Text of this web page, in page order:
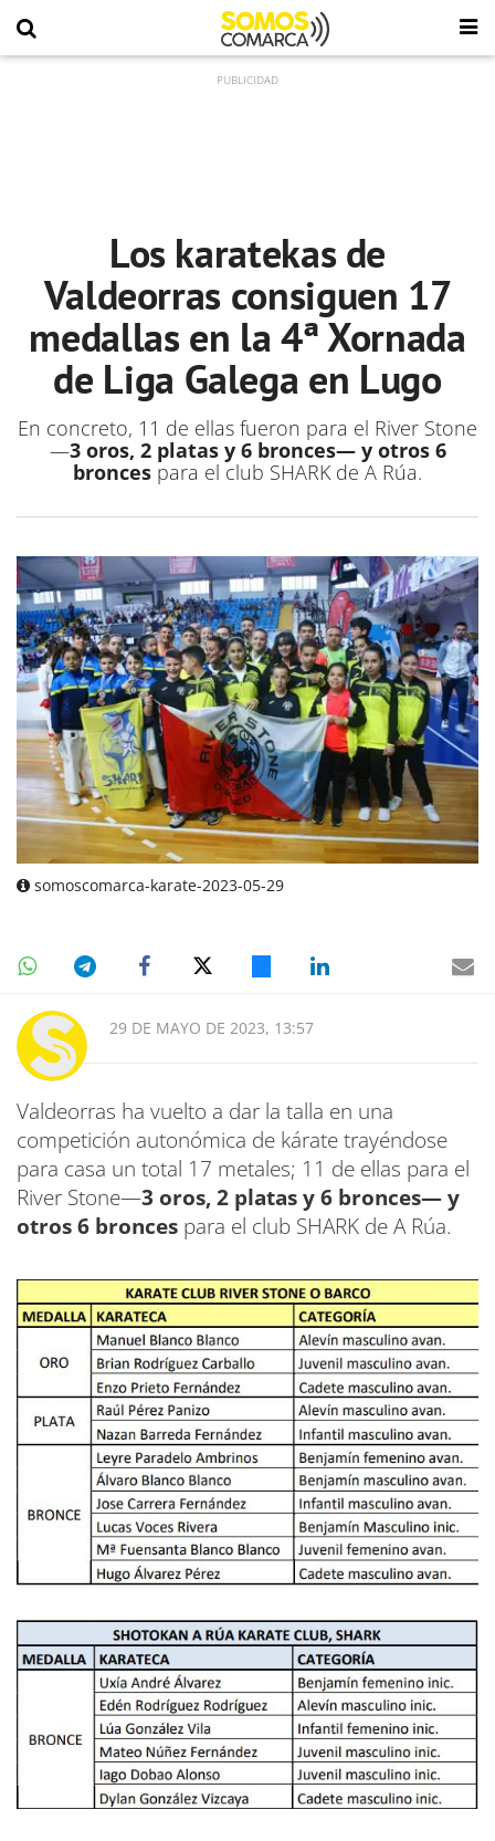
Los karatekas de
Valdeorras consiguen 17
medallas en la 4ª Xornada
de Liga Galega en Lugo
En concreto, 11 de ellas fueron para el River Stone
—3 oros, 2 platas y 6 bronces— y otros 6
bronces para el club SHARK de A Rúa.
somoscomarca-karate-2023-05-29
29 DE MAYO DE 2023, 13:57
Valdeorras ha vuelto a dar la talla en una
competición autonómica de kárate trayéndose
para casa un total 17 metales; 11 de ellas para el
River Stone—3 oros, 2 platas y 6 bronces— y
otros 6 bronces para el club SHARK de A Rúa.